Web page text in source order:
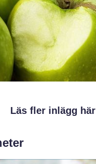
Läs fler inlägg här